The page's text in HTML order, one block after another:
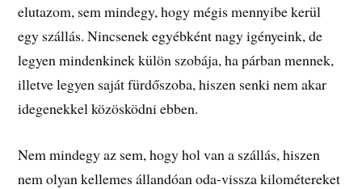
elutazom, sem mindegy, hogy mégis mennyibe kerül
egy szállás. Nincsenek egyébként nagy igényeink, de
legyen mindenkinek külön szobája, ha párban mennek,
illetve legyen saját fürdőszoba, hiszen senki nem akar
idegenekkel közösködni ebben.
Nem mindegy az sem, hogy hol van a szállás, hiszen
nem olyan kellemes állandóan oda-vissza kilométereket